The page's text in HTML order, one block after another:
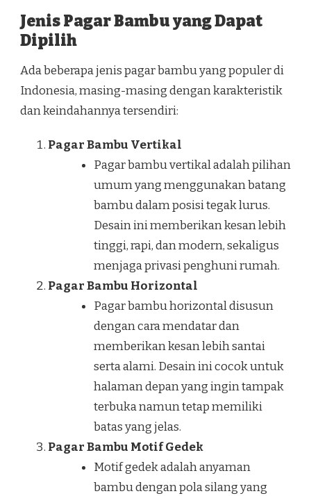
Jenis Pagar Bambu yang Dapat
Dipilih
Ada beberapa jenis pagar bambu yang populer di
Indonesia, masing-masing dengan karakteristik
dan keindahannya tersendiri:
Pagar Bambu Vertikal
Pagar bambu vertikal adalah pilihan
umum yang menggunakan batang
bambu dalam posisi tegak lurus.
Desain ini memberikan kesan lebih
tinggi, rapi, dan modern, sekaligus
menjaga privasi penghuni rumah.
Pagar Bambu Horizontal
Pagar bambu horizontal disusun
dengan cara mendatar dan
memberikan kesan lebih santai
serta alami. Desain ini cocok untuk
halaman depan yang ingin tampak
terbuka namun tetap memiliki
batas yang jelas.
Pagar Bambu Motif Gedek
Motif gedek adalah anyaman
bambu dengan pola silang yang